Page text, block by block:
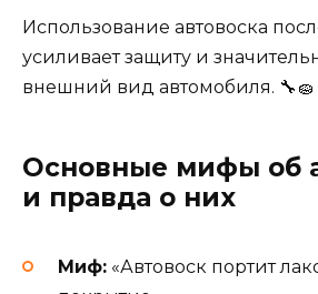
Использование автовоска
усиливает защиту и
внешний вид автомобиля. 🔧🧽
Основные мифы об
и правда о них
Миф: «Автовоск портит